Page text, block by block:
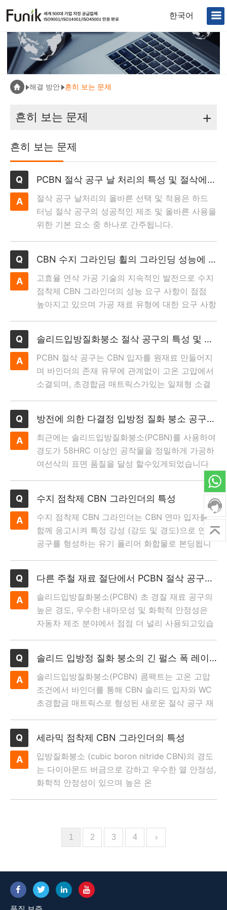
한국어
해결 방안 흔히 보는 문제
흔히 보는 문제 +
흔히 보는 문제
PCBN 절삭 공구 날 처리의 특성 및 절삭에 미치는 영향
절삭 공구 날처리의 올바른 선택 및 적용은 하드
터닝 절삭 공구의 성공적인 제조 및 올바른 사용을
위한 기본 요소 중 하나로 간주됩니다.
CBN 수지 그라인딩 휠의 그라인딩 성능에 대한 연마 특성의 영향
고효율 연삭 가공 기술의 지속적인 발전으로 수지
점착제 CBN 그라인더의 성능 요구 사항이 점점
높아지고 있으며 가공 재료 유형에 대한 요구 사항
솔리드입방질화붕소 절삭 공구의 특성 및 절삭 응용
PCBN 절삭 공구는 CBN 입자를 원재료 만들어지
며 바인더의 존재 유무에 관계없이 고온 고압에서
소결되며, 초경합금 매트릭스가있는 일체형 소결
방전에 의한 다결정 입방정 질화 붕소 공구의 절삭 날
최근에는 솔리드입방질화붕소(PCBN)를 사용하여
경도가 58HRC 이상인 공작물을 정밀하게 가공하
여선삭의 표면 품질을 달성 할수있게되었습니다
수지 점착제 CBN 그라인더의 특성
수지 점착제 CBN 그라인더는 CBN 연마 입자를
함께 응고시켜 특정 강성 (강도 및 경도)으로 연삭
공구를 형성하는 유기 폴리머 화합물로 본딩됩니
다른 주철 재료 절단에서 PCBN 절삭 공구의 마모에 관한 연구
솔리드입방질화붕소(PCBN) 초 경질 재료 공구의
높은 경도, 우수한 내마모성 및 화학적 안정성은
자동차 제조 분야에서 점점 더 널리 사용되고있습
솔리드 입방정 질화 붕소의 긴 펄스 폭 레이저 절단에 관한 연구
솔리드입방질화붕소(PCBN) 콤팩트는 고온 고압
조건에서 바인더를 통해 CBN 솔리드 입자와 WC
초경합금 매트릭스로 형성된 새로운 절삭 공구 재
세라믹 점착제 CBN 그라인더의 특성
입방질화붕소 (cubic boron nitride CBN)의 경도
는 다이아몬드 버금으로 강하고 우수한 열 안정성,
화학적 안정성이 있으며 높은 온
1 2 3 4 ›